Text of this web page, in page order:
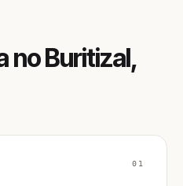
no Buritizal,
01